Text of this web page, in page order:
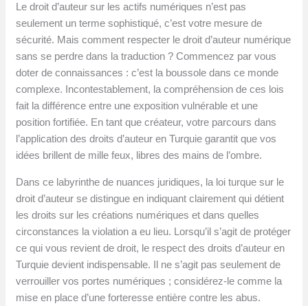
Le droit d’auteur sur les actifs numériques n’est pas
seulement un terme sophistiqué, c’est votre mesure de
sécurité. Mais comment respecter le droit d’auteur numérique
sans se perdre dans la traduction ? Commencez par vous
doter de connaissances : c’est la boussole dans ce monde
complexe. Incontestablement, la compréhension de ces lois
fait la différence entre une exposition vulnérable et une
position fortifiée. En tant que créateur, votre parcours dans
l’application des droits d’auteur en Turquie garantit que vos
idées brillent de mille feux, libres des mains de l’ombre.
Dans ce labyrinthe de nuances juridiques, la loi turque sur le
droit d’auteur se distingue en indiquant clairement qui détient
les droits sur les créations numériques et dans quelles
circonstances la violation a eu lieu. Lorsqu’il s’agit de protéger
ce qui vous revient de droit, le respect des droits d’auteur en
Turquie devient indispensable. Il ne s’agit pas seulement de
verrouiller vos portes numériques ; considérez-le comme la
mise en place d’une forteresse entière contre les abus.